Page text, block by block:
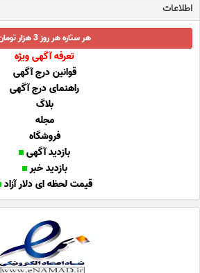
اطلاعات
هر ستاره هر روز 3 هزار تومان
تعرفه آگهی ویژه
قوانین درج آگهی
راهنمای درج آگهی
بلاگ
مجله
فروشگاه
بازدید آگهی
بازدید خبر
قیمت لحظه ای دلار آزاد